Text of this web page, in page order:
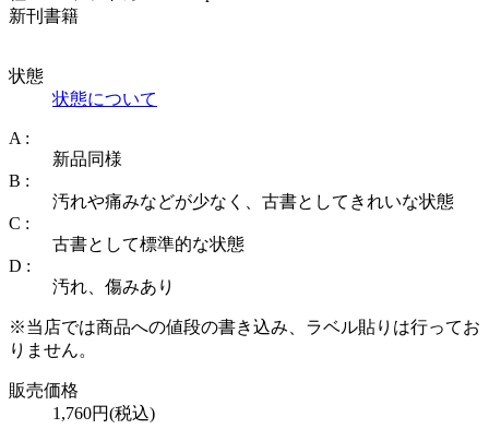
新刊書籍
状態
状態について
A :
新品同様
B :
汚れや痛みなどが少なく、古書としてきれいな状態
C :
古書として標準的な状態
D :
汚れ、傷みあり
※当店では商品への値段の書き込み、ラベル貼りは行ってお
りません。
販売価格
1,760円(税込)